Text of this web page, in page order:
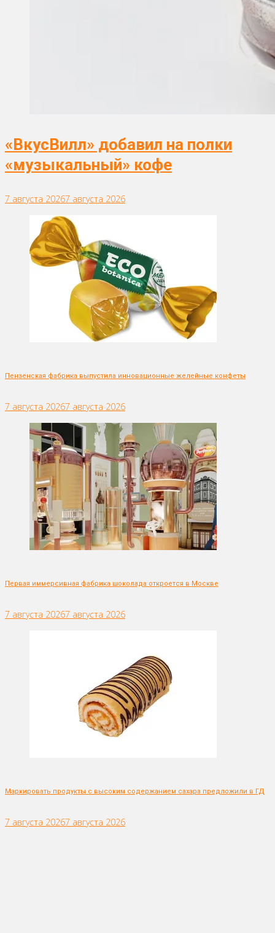
«ВкусВилл» добавил на полки
«музыкальный» кофе
7 августа 20267 августа 2026
Пензенская фабрика выпустила инновационные желейные конфеты
7 августа 20267 августа 2026
Первая иммерсивная фабрика шоколада откроется в Москве
7 августа 20267 августа 2026
Маркировать продукты с высоким содержанием сахара предложили в ГД
7 августа 20267 августа 2026